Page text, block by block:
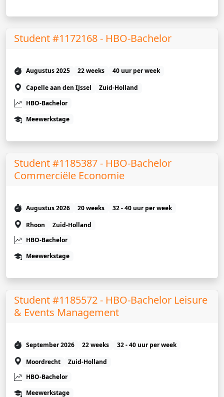
Student #1172168 - HBO-Bachelor
Augustus 2025 22 weeks
40 uur per week
Capelle aan den IJssel
Zuid-Holland
HBO-Bachelor
Meewerkstage
Student #1185387 - HBO-Bachelor
Commerciële Economie
Augustus 2026 20 weeks
32 - 40 uur per week
Rhoon
Zuid-Holland
HBO-Bachelor
Meewerkstage
Student #1185572 - HBO-Bachelor Leisure
& Events Management
September 2026 22 weeks
32 - 40 uur per week
Moordrecht
Zuid-Holland
HBO-Bachelor
Meewerkstage